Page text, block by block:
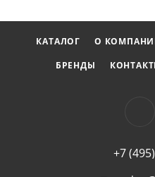
КАТАЛОГ О
БРЕНДЫ
+7